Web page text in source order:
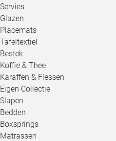
Servies
Glazen
Placemats
Tafeltextiel
Bestek
Koffie & Thee
Karaffen & Flessen
Eigen Collectie
Slapen
Bedden
Boxsprings
Matrassen